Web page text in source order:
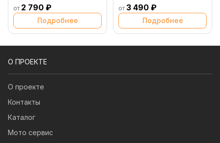
от 2 790 ₽
Подробнее
от 3 490 ₽
Подробнее
О ПРОЕКТЕ
О проекте
Контакты
Каталог
Мото сервис